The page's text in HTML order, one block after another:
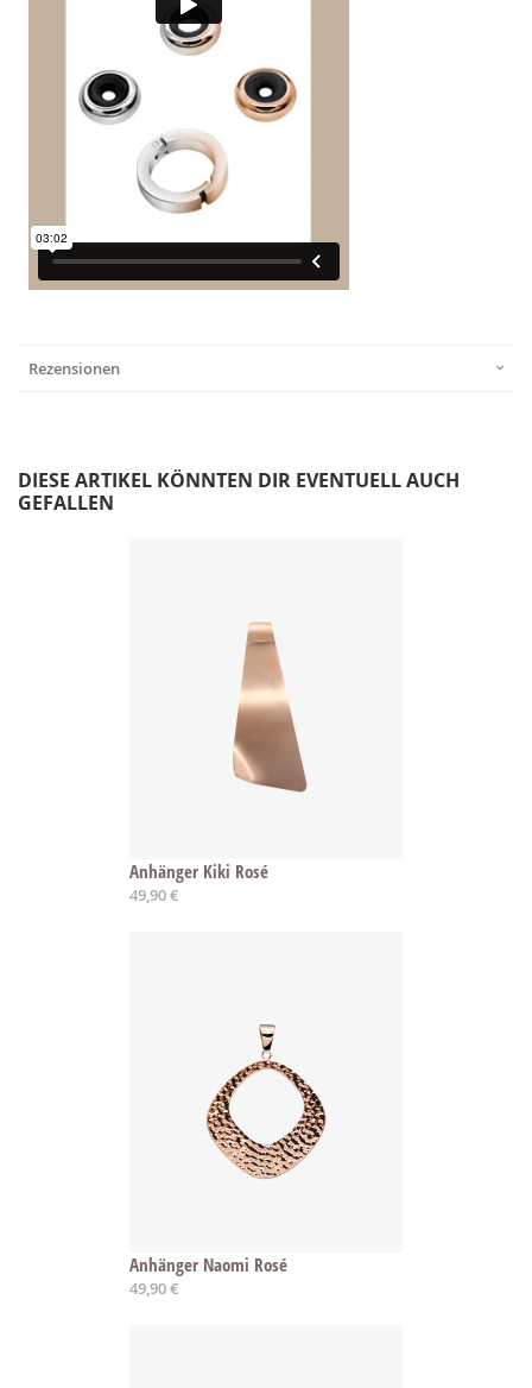
Rezensionen
DIESE ARTIKEL KÖNNTEN DIR EVENTUELL AUCH
GEFALLEN
Anhänger Kiki Rosé
49,90 €
Anhänger Naomi Rosé
49,90 €